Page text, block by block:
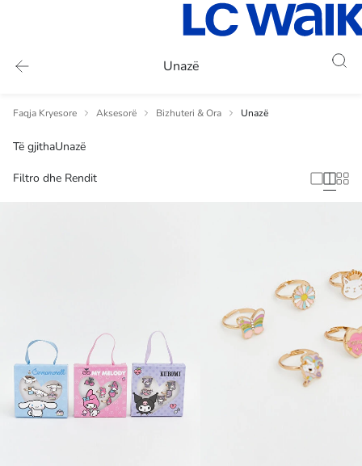
Unazë
Faqja Kryesore Aksesorë Bizhuteri & Ora Unazë
Të gjithaUnazë
Filtro dhe Rendit